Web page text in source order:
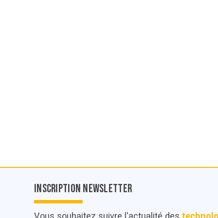
Inscription Newsletter
Vous souhaitez suivre l'actualité des